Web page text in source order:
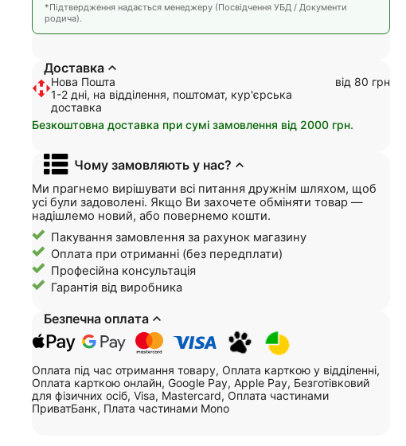
*Підтвердження надається менеджеру (Посвідчення УБД / Документи
родича).
Доставка
Нова Пошта
1-2 дні, на відділення, поштомат, кур'єрська
доставка
від 80 грн
Безкоштовна доставка при сумі замовлення від 2000 грн.
Чому замовляють у нас?
Ми прагнемо вирішувати всі питання дружнім шляхом, щоб
усі були задоволені. Якщо Ви захочете обміняти товар —
надішлемо новий, або повернемо кошти.
Пакування замовлення за рахунок магазину
Оплата при отриманні (без передплати)
Професійна консультація
Гарантія від виробника
Безпечна оплата
Оплата під час отримання товару, Оплата карткою у відділенні,
Оплата карткою онлайн, Google Pay, Apple Pay, Безготівковий
для фізичних осіб, Visa, Mastercard, Оплата частинами
ПриватБанк, Плата частинами Mono